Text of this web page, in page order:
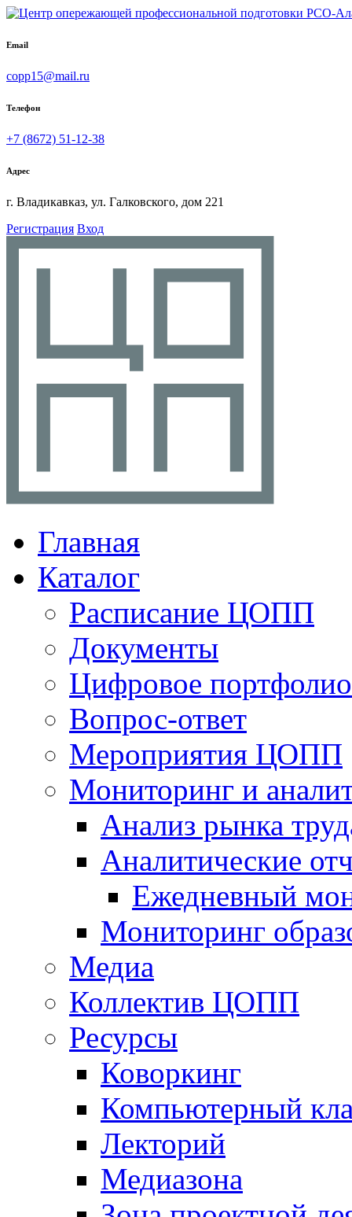
Email
copp15@mail.ru
Телефон
+7 (8672) 51-12-38
Адрес
г. Владикавказ, ул. Галковского, дом 221
Регистрация Вход
Главная
Каталог
Расписание ЦОПП
Документы
Цифровое портфолио
Вопрос-ответ
Мероприятия ЦОПП
Мониторинг и
Анализ рынка
Аналитические
Ежедневный
Мониторинг
Медиа
Коллектив ЦОПП
Ресурсы
Коворкинг
Компьютерный
Лекторий
Медиазона